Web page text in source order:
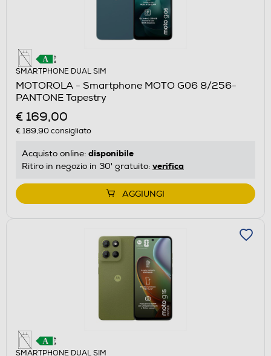
SMARTPHONE DUAL SIM
MOTOROLA - Smartphone MOTO G06 8/256-
PANTONE Tapestry
€ 169,00
€ 189,90consigliato
Acquisto online: disponibile
Ritiro in negozio in 30' gratuito: verifica
AGGIUNGI
SMARTPHONE DUAL SIM